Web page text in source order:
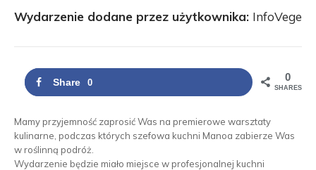
Wydarzenie dodane przez użytkownika: InfoVege
Share 0 0
SHARES
Mamy przyjemność zaprosić Was na premierowe warsztaty
kulinarne, podczas których szefowa kuchni Manoa zabierze Was
w roślinną podróż.
Wydarzenie będzie miało miejsce w profesjonalnej kuchni